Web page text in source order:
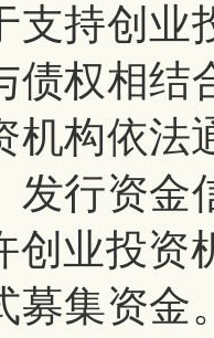
支持创业
债权相结
机构依法
发行资金
创业投资
募集资金